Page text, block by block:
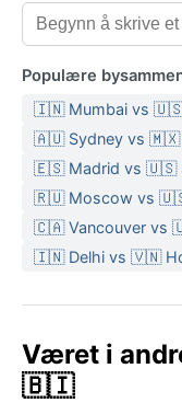
Populære
🇮🇳 Mumbai vs 🇺🇸
🇦🇺 Sydney vs 🇲🇽
🇪🇸 Madrid vs 🇺🇸
🇷🇺 Moscow vs 🇺🇸
🇨🇦 Vancouver vs
🇮🇳 Delhi vs 🇻🇳 Ho
Været i
🇧🇮